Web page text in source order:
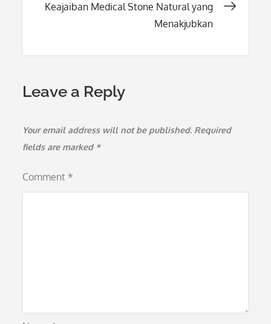
Keajaiban Medical Stone Natural yang
Menakjubkan
Leave a Reply
Your email address will not be published. Required
fields are marked *
Comment *